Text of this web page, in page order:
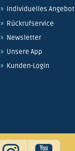
Individuelles Angebot
Rückrufservice
Newsletter
Unsere App
Kunden-Login